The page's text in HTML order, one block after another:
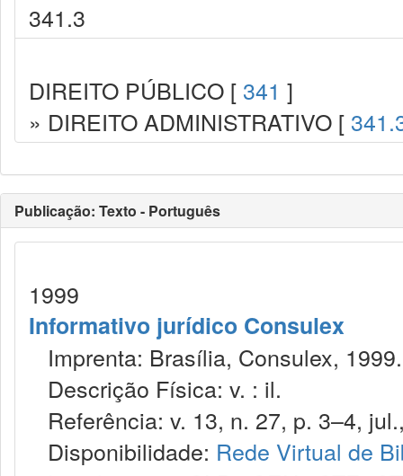
341.3
DIREITO PÚBLICO [ 341 ]
» DIREITO ADMINISTRATIVO [
Publicação: Texto - Português
1999
Informativo jurídico Consulex
Imprenta: Brasília, Consulex, 1999.
Descrição Física: v. : il.
Referência: v. 13, n. 27, p. 3–4,
Disponibilidade: Rede Virtual de